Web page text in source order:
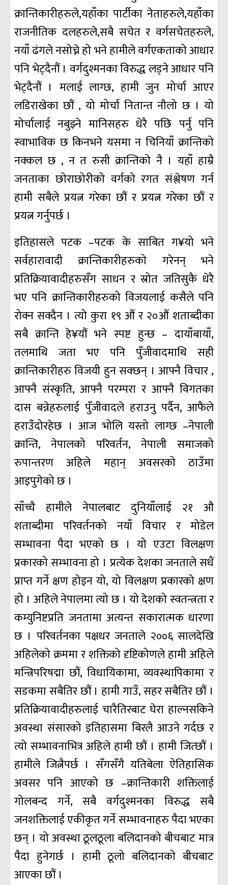
क्रान्तिकारीहरुले,यहाँका पार्टीका नेताहरुले,यहाँका
राजनीतिक दलहरुले,सबै सचेत र वर्गसचेतहरुले,
नयाँ ढंगले नसोच्ने हो भने हामीले वर्गएकताको आधार
पनि भेट्दैनौं । वर्गदुश्मनका विरुद्ध लड्ने आधार पनि
भेट्दैनौं । मलाई लाग्छ, हामी जुन मोर्चा आएर
लडिराखेका छौं , यो मोर्चा नितान्त नौलो छ । यो
मोर्चालाई नबुझ्ने मानिसहरु धेरै पछि पर्नु पनि
स्वाभाविक छ किनभने यसमा न चिनियाँ क्रान्तिको
नक्कल छ , न त रुसी क्रान्तिको नै । यहाँ हाम्रै
जनताका छोराछोरीको वर्गको रगत संश्लेषण गर्न
हामी सबैले प्रयत्न गरेका छौं र प्रयत्न गरेका छौं र
प्रयत्न गर्नुपर्छ ।
इतिहासले पटक –पटक के साबित ग¥यो भने
सर्वहारावादी क्रान्तिकारीहरुको गरेनन् भने
प्रतिक्रियावादीहरुसँग साधन र स्रोत जतिसुकै धेरै
भए पनि क्रान्तिकारीहरुको विजयलाई कसैले पनि
रोक्न सक्दैन । त्यो कुरा १९ औं र २०औं शताब्दीका
सबै क्रान्ति हे¥यौं भने स्पष्ट हुन्छ – दायाँबायाँ,
तलमाथि जता भए पनि पुँजीवादमाथि सही
क्रान्तिकारीहरु विजयी हुन सक्छन् । आफ्नै विचार ,
आफ्नै संस्कृति, आफ्नै परम्परा र आफ्नै विगतका
दास बन्नेहरुलाई पुँजीवादले हराउनु पर्दैन, आफैले
हराउँदोरहेछ । आज भोलि यस्तो लाग्छ –नेपाली
क्रान्ति, नेपालको परिवर्तन, नेपाली समाजको
रुपान्तरण अहिले महान् अवसरको ठाउँमा
आइपुगेको छ ।
साँच्चै हामीले नेपालबाट दुनियाँलाई २१ औ
शताब्दीमा परिवर्तनको नयाँ विचार र मोडेल
सम्भावना पैदा भएको छ । यो एउटा विलक्षण
प्रकारको सम्भावना हो । प्रत्येक देशका जनताले सधैं
प्राप्त गर्ने क्षण होइन यो, यो विलक्षण प्रकारको क्षण
हो । अहिले नेपालमा त्यो छ । यो देशको स्वतन्त्रता र
कम्युनिष्टप्रति जनतामा अत्यन्त सकारात्मक धारणा
छ । परिवर्तनका पक्षधर जनताले २००६ सालदेखि
अहिलेको क्रममा र शक्तिको दृष्टिकोणले हामी अहिले
मन्त्रिपरिषद्मा छौं, विधायिकामा, व्यवस्थापिकामा र
सडकमा सबैतिर छौं । हामी गाउँ, सहर सबैतिर छौं ।
प्रतिक्रियावादीहरुलाई चारैतिरबाट घेरा हाल्नसकिने
अवस्था संसारको इतिहासमा बिरलै आउने गर्दछ र
त्यो सम्भावनाभित्र अहिले हामी छौं । हामी जित्छौं ।
हामीले जित्नैपर्छ । सँगसँगै यतिबेला ऐतिहासिक
अवसर पनि आएको छ –क्रान्तिकारी शक्तिलाई
गोलबन्द गर्ने, सबै वर्गदुश्मनका विरुद्ध सबै
जनशक्तिलाई एकीकृत गर्ने सम्भावनाहरु पैदा भएका
छन् । यो अवस्था ठूलठूला बलिदानको बीचबाट मात्र
पैदा हुनेगर्छ । हामी ठूलो बलिदानको बीचबाट
आएका छौं ।